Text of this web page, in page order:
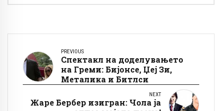
PREVIOUS
Спектакл на доделувањето
на Греми: Бијонсе, Џеј Зи,
Металика и Битлси
NEXT
Жаре Бербер изигран: Чола ја